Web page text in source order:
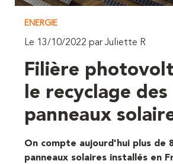
ENERGIE
Le 13/10/2022 par Juliette R
Filière
le recyclage des
panneaux
On compte aujourd'hui plus de
panneaux solaires installés en